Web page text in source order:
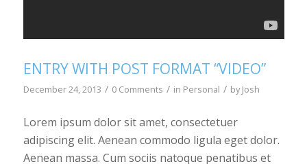
ENTRY WITH POST FORMAT “VIDEO”
December 24, 2013 / 0 Comments / in Personal / byJosh
Lorem ipsum dolor sit amet, consectetuer
adipiscing elit. Aenean commodo ligula eget dolor.
Aenean massa. Cum sociis natoque penatibus et